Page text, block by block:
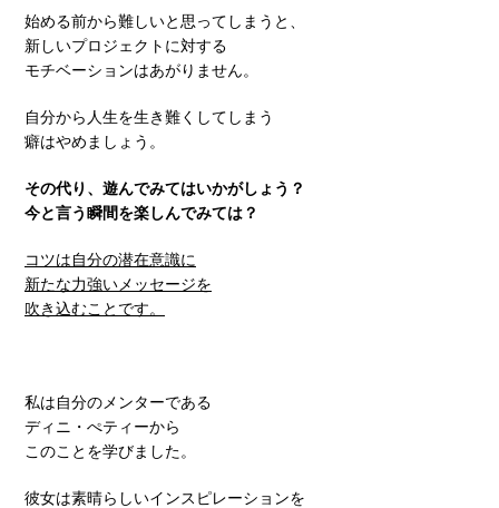
始める前から難しいと思ってしまうと、
新しいプロジェクトに対する
モチベーションはあがりません。
自分から人生を生き難くしてしまう
癖はやめましょう。
その代り、遊んでみてはいかがしょう？
今と言う瞬間を楽しんでみては？
コツは自分の潜在意識に
新たな力強いメッセージを
吹き込むことです。
私は自分のメンターである
ディニ・ぺティーから
このことを学びました。
彼女は素晴らしいインスピレーションを